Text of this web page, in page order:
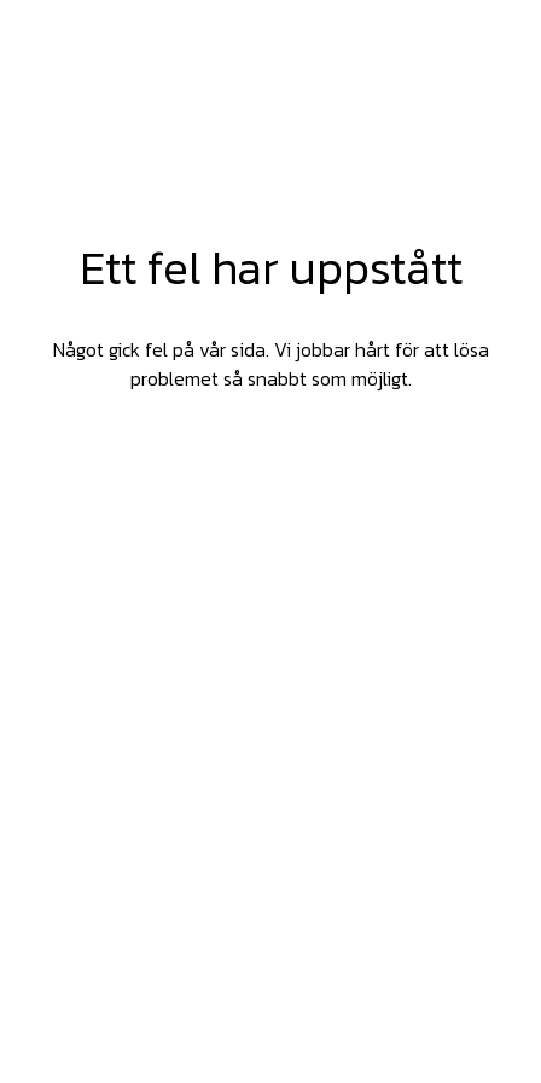
Ett fel har uppstått
Något gick fel på vår sida. Vi jobbar hårt för att lösa
problemet så snabbt som möjligt.